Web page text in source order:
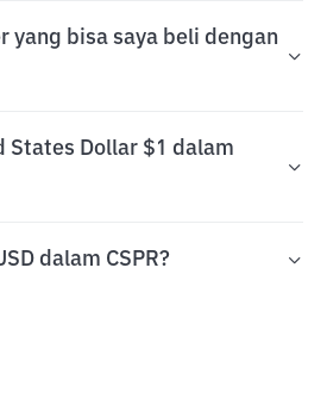
yang bisa saya beli dengan
States Dollar $1 dalam
dalam CSPR?